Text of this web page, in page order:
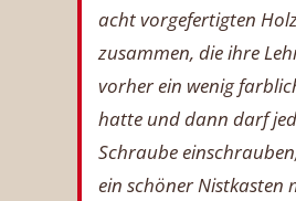
acht vorgefertigten
zusammen, die ihre
vorher ein wenig
hatte und dann darf
Schraube
ein schöner Nistkasten